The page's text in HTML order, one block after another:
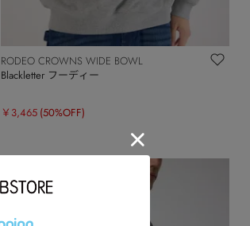
RODEO CROWNS WIDE BOWL
Blackletter フーディー
￥3,465 (50%OFF)